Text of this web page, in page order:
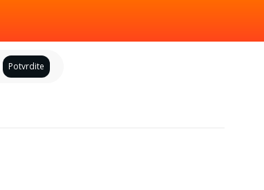
Potvrdite